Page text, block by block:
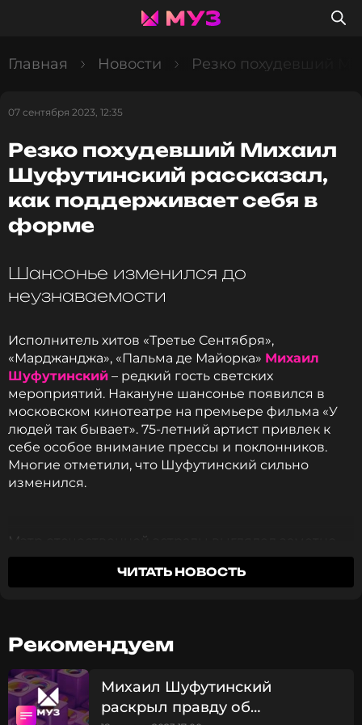
Главная Новости Резко похудевший
07 сентября 2023, 12:35
Резко похудевший Михаил
Шуфутинский рассказал,
как поддерживает себя в
форме
Шансонье изменился до
неузнаваемости
Исполнитель хитов «Третье Сентября»,
«Марджанджа», «Пальма де Майорка» Михаил
Шуфутинский – редкий гость светских
мероприятий. Накануне шансонье появился в
московском кинотеатре на премьере фильма «У
людей так бывает». 75-летний артист привлек к
себе особое внимание прессы и поклонников.
Многие отметили, что Шуфутинский сильно
изменился.
Мэтр отечественной эстрады выглядел заметно
помолодевшим и подтянутым. Артист похудел
чуть ли не вдвое, передаетmk.ru . «Раньше вы
отличной форме.
«Мой внешний вид – это спорт, любовь, диета,
желание жить и путешествовать», – лаконично
ЧИТАТЬ НОВОСТЬ
Рекомендуем
Михаил Шуфутинский
раскрыл правду об